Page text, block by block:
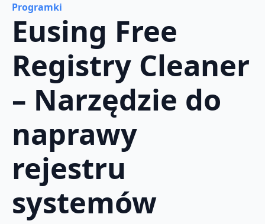
Programki
Eusing Free
Registry Cleaner
– Narzędzie do
naprawy
rejestru
systemów